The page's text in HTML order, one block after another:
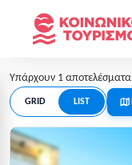
Υπάρχουν 1 αποτελέσματα
GRID LIST